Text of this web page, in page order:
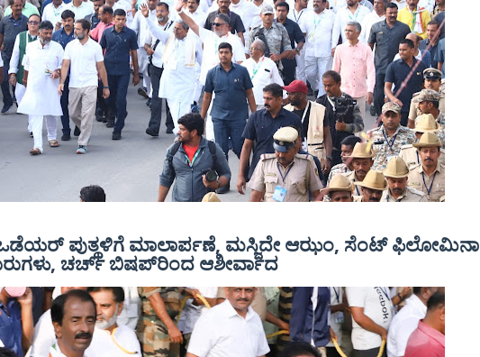
ಒಡೆಯರ್ ಪುತ್ಥಳಿಗೆ ಮಾಲಾರ್ಪಣೆ, ಮಸ್ಜಿದೇ ಆಝಂ, ಸೆಂಟ್ ಫಿಲೋಮಿನಾ
ಚರ್ಚ್ ಬಿಷಪ್‌ರಿಂದ ಆಶೀರ್ವಾದ